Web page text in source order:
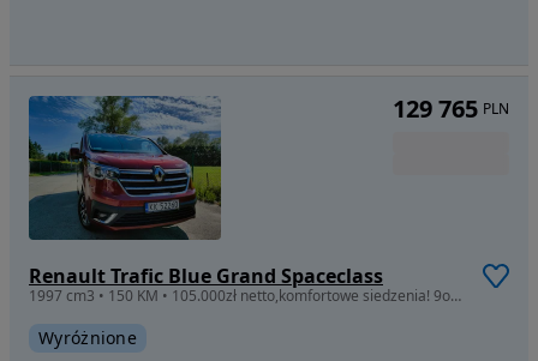
Renault Trafic Blue Grand Spaceclass
1997 cm3 • 150 KM • 105.000zł netto,komfortowe siedzenia! 9os,1wł., PL,SpaceClass L2 Grand
Wyróżnione
129 765 PLN